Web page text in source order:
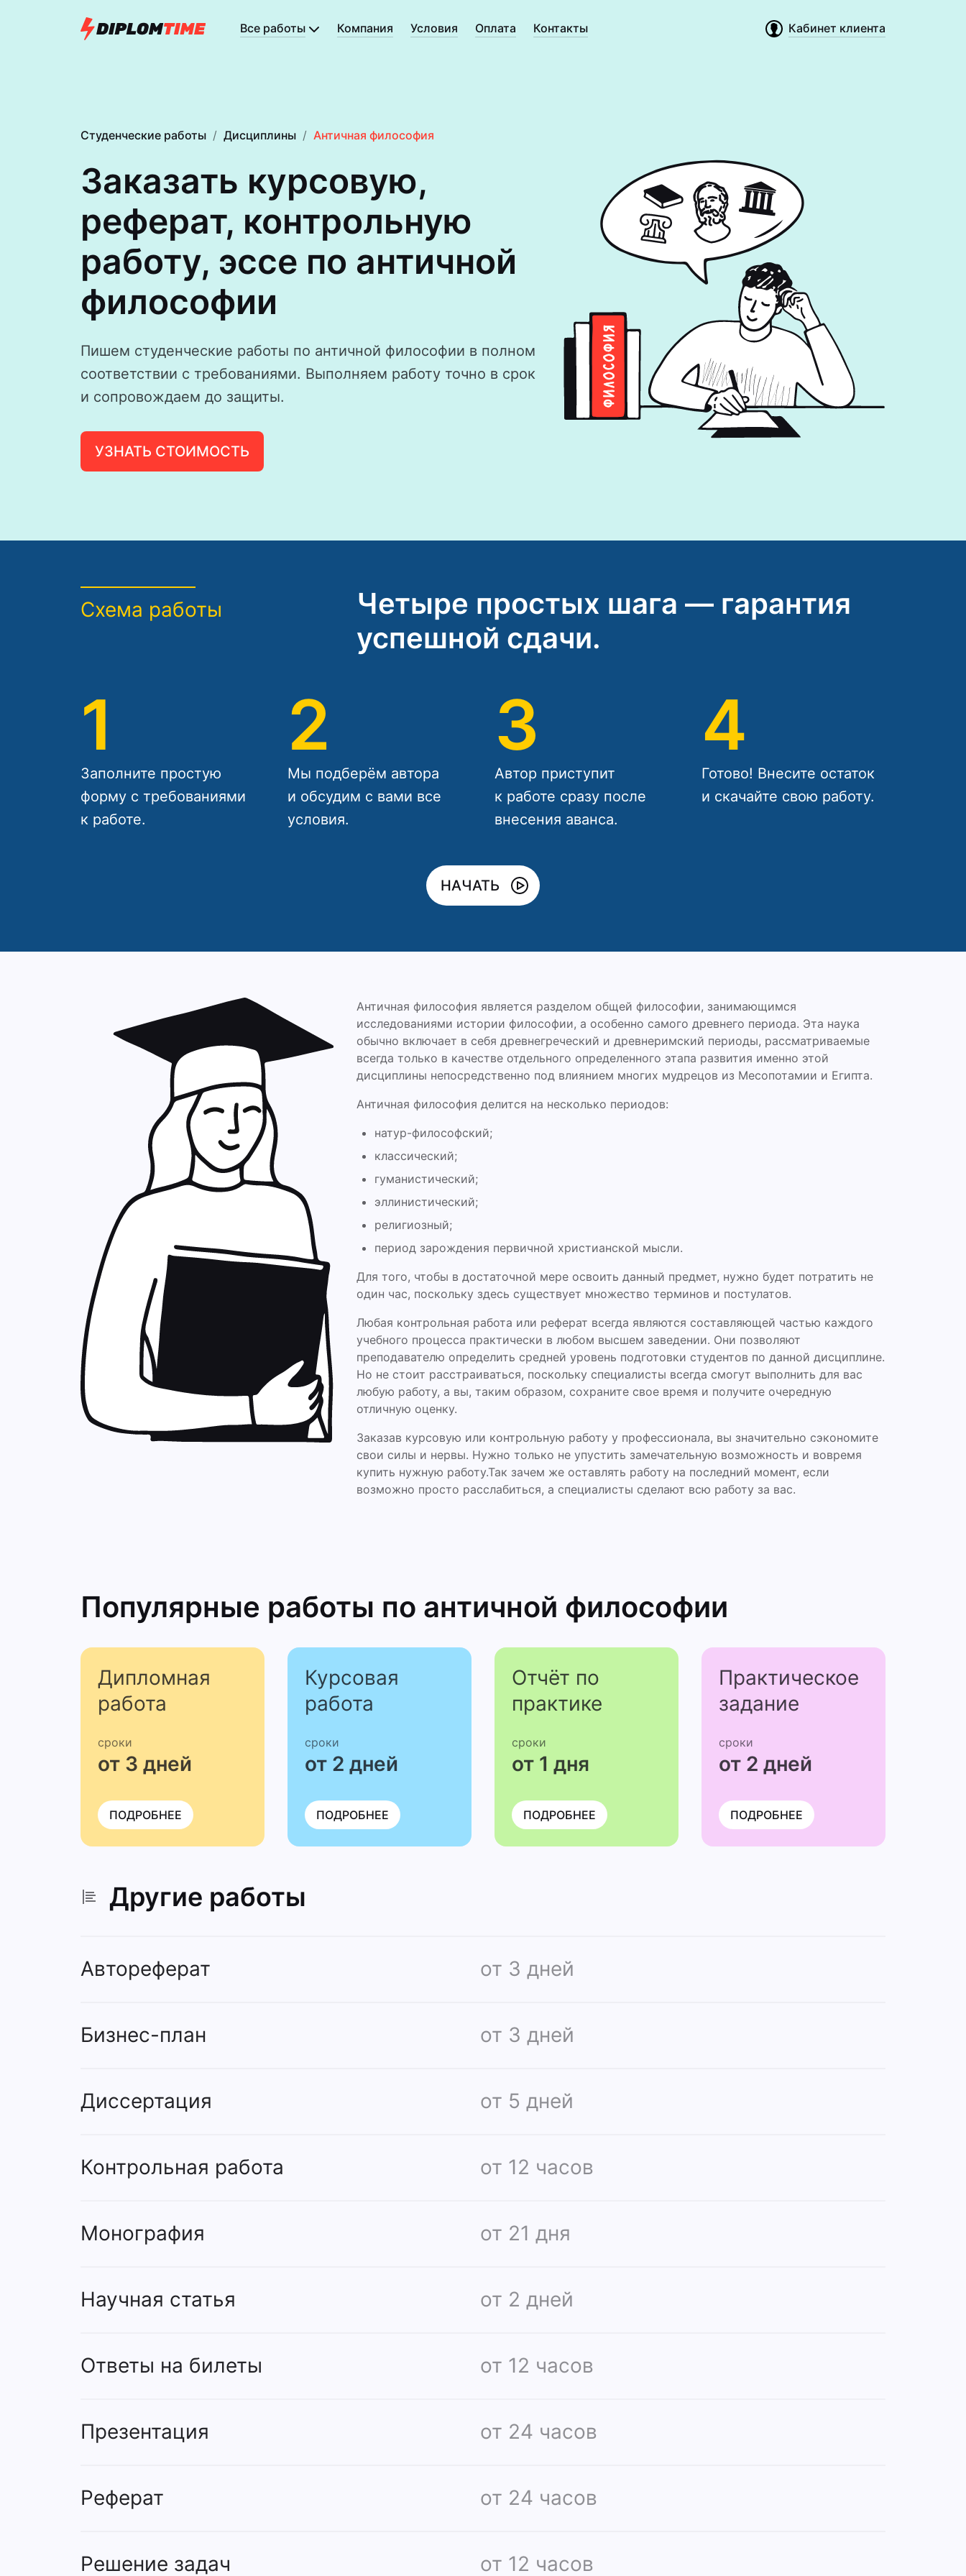
Все работы Компания Условия Оплата Контакты Кабинет клиента
Студенческие работы Дисциплины Античная философия
Заказать курсовую,
реферат, контрольную
работу, эссе по античной
философии
Пишем студенческие работы по античной философии в полном
соответствии с требованиями. Выполняем работу точно в срок
и сопровождаем до защиты.
УЗНАТЬ СТОИМОСТЬ
Схема работы
Четыре простых шага — гарантия
успешной сдачи.
1
Заполните простую
форму с требованиями
к работе.
2
Мы подберём автора
и обсудим с вами все
условия.
3
Автор приступит
к работе сразу после
внесения аванса.
4
Готово! Внесите остаток
и скачайте свою работу.
НАЧАТЬ
Античная философия является разделом общей философии, занимающимся
исследованиями истории философии, а особенно самого древнего периода. Эта наука
обычно включает в себя древнегреческий и древнеримский периоды, рассматриваемые
всегда только в качестве отдельного определенного этапа развития именно этой
дисциплины непосредственно под влиянием многих мудрецов из Месопотамии и Египта.
Античная философия делится на несколько периодов:
натур-философский;
классический;
гуманистический;
эллинистический;
религиозный;
период зарождения первичной христианской мысли.
Для того, чтобы в достаточной мере освоить данный предмет, нужно будет потратить не
один час, поскольку здесь существует множество терминов и постулатов.
Любая контрольная работа или реферат всегда являются составляющей частью каждого
учебного процесса практически в любом высшем заведении. Они позволяют
преподавателю определить средней уровень подготовки студентов по данной дисциплине.
Но не стоит расстраиваться, поскольку специалисты всегда смогут выполнить для вас
любую работу, а вы, таким образом, сохраните свое время и получите очередную
отличную оценку.
Заказав курсовую или контрольную работу у профессионала, вы значительно сэкономите
свои силы и нервы. Нужно только не упустить замечательную возможность и вовремя
купить нужную работу.Так зачем же оставлять работу на последний момент, если
возможно просто расслабиться, а специалисты сделают всю работу за вас.
Популярные работы по античной философии
Дипломная
работа
сроки
от 3 дней
ПОДРОБНЕЕ
Курсовая
работа
сроки
от 2 дней
ПОДРОБНЕЕ
Отчёт по
практике
сроки
от 1 дня
ПОДРОБНЕЕ
Практичес­кое
задание
сроки
от 2 дней
ПОДРОБНЕЕ
Другие работы
Автореферат от 3 дней
Бизнес-план от 3 дней
Диссертация от 5 дней
Контрольная работа от 12 часов
Монография от 21 дня
Научная статья от 2 дней
Ответы на билеты от 12 часов
Презентация от 24 часов
Реферат от 24 часов
Решение задач от 12 часов